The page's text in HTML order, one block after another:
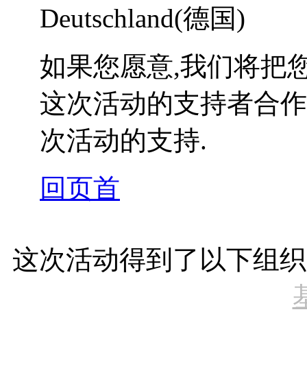
Deutschland(德国)
如果您愿意,我们将把
这次活动的支持者合
次活动的支持.
回页首
这次活动得到了以下组